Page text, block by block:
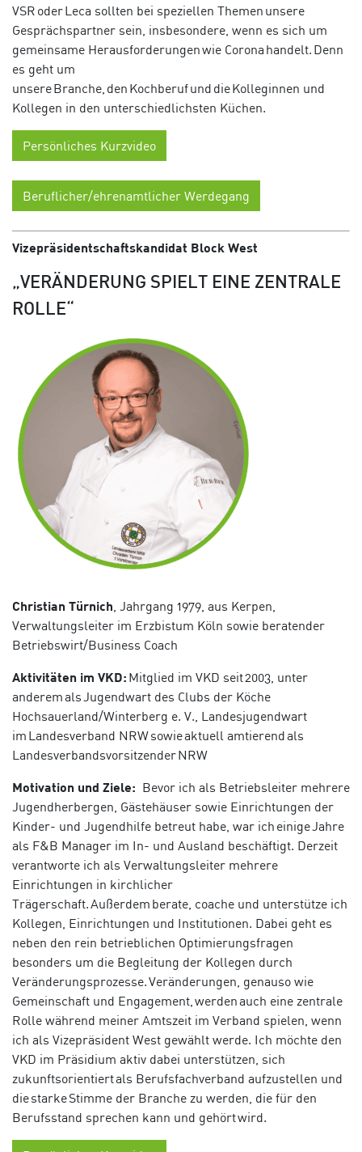
VSR oderL eca sollten bei speziellen Themen unsere
Gesprächspartner sein, insbesondere, wenn es sich um
gemeinsame Herausforderungen wie Corona handelt. Denn
es geht um
unsere Branche, den Kochberuf und die Kolleginnen und
Kollegen in den unterschiedlichsten Küchen.
Persönliches Kurzvideo
Beruflicher/ehrenamtlicher Werdegang
Vizepräsidentschaftskandidat Block West
„VERÄNDERUNG SPIELT EINE ZENTRALE
ROLLE“
Christian Türnich, Jahrgang 1979, aus Kerpen,
Verwaltungsleiter im Erzbistum Köln sowie beratender
Betriebswirt/Business Coach
Aktivitäten im VKD: Mitglied im VKD seit 2003, unter
anderem alsJugendwart des Clubs der Köche
Hochsauerland/Winterberg e. V., Landesjugendwart
im Landesverband NRW sowie aktuell amtierend als
Landesverbandsvorsitzender NRW
Motivation und Ziele: Bevor ich als Betriebsleiter mehrere
Jugendherbergen, Gästehäuser sowie Einrichtungen der
Kinder- und Jugendhilfe betreut habe, war ich einige Jahre
als F&B Manager im In- und Ausland beschäftigt. Derzeit
verantworte ich als Verwaltungsleiter mehrere
Einrichtungen in kirchlicher
Trägerschaft. Außerdem berate, coache und unterstütze ich
Kollegen, Einrichtungen und Institutionen. Dabei geht es
neben den rein betrieblichen Optimierungsfragen
besonders um die Begleitung der Kollegen durch
Veränderungsprozesse. Veränderungen, genauso wie
Gemeinschaft und Engagement, werden auch eine zentrale
Rolle während meiner Amtszeit im Verband spielen, wenn
ich als Vizepräsident West gewählt werde. Ich möchte den
VKD im Präsidium aktiv dabei unterstützen, sich
zukunftsorientiert als Berufsfachverband aufzustellen und
die starke Stimme der Branche zu werden, die für den
Berufsstand sprechen kann und gehört wird.